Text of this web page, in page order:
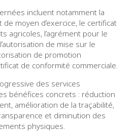
incluent notamment la
moyen d’exercice, le certificat
agricoles, l’agrément pour le
de mise sur le
de promotion
de conformité commerciale.
des services
bénéfices concrets : réduction
amélioration de la traçabilité,
et diminution des
physiques.